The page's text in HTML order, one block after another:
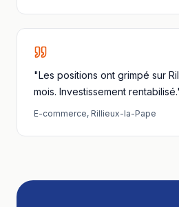
"Les positions ont grimpé sur
mois. Investissement
E-commerce, Rillieux-la-Pape